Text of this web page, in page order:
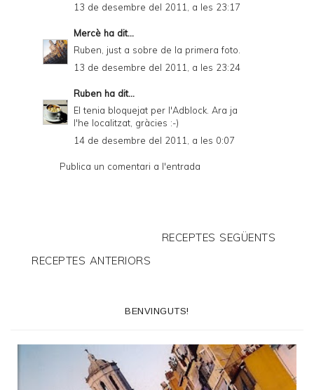
13 de desembre del 2011, a les 23:17
Mercè ha dit...
Ruben, just a sobre de la primera foto.
13 de desembre del 2011, a les 23:24
Ruben ha dit...
El tenia bloquejat per l'Adblock. Ara ja
l'he localitzat, gràcies :-)
14 de desembre del 2011, a les 0:07
Publica un comentari a l'entrada
RECEPTES SEGÜENTS
RECEPTES ANTERIORS
BENVINGUTS!